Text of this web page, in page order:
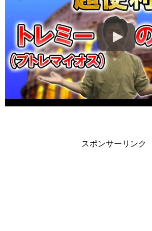
スポンサーリンク